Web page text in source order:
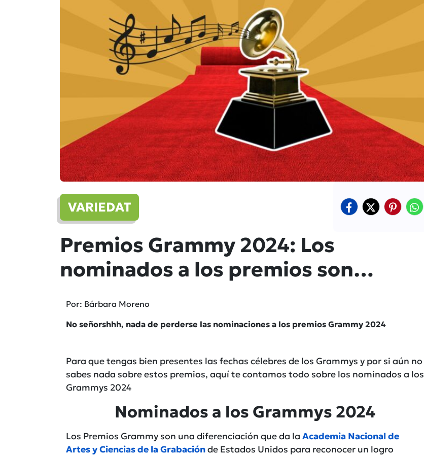
VARIEDAT
Premios Grammy 2024: Los
nominados a los premios son…
Por: Bárbara Moreno
No señorshhh, nada de perderse las nominaciones a los premios Grammy 2024
Para que tengas bien presentes las fechas célebres de los Grammys y por si aún no
sabes nada sobre estos premios, aquí te contamos todo sobre los nominados a los
Grammys 2024
Nominados a los Grammys 2024
Los Premios Grammy son una diferenciación que da la Academia Nacional de
Artes y Ciencias de la Grabaciónde Estados Unidos para reconocer un logro